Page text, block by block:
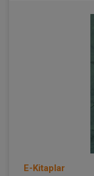
E-Kitaplar